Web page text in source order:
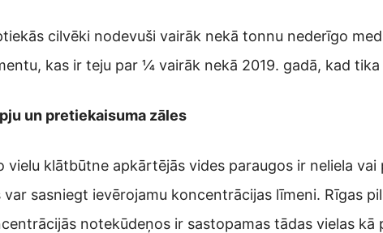
cilvēki nodevuši vairāk nekā tonnu nederīgo
kas ir teju par ¼ vairāk nekā 2019. gadā, kad
un pretiekaisuma zāles
klātbūtne apkārtējās vides paraugos ir neliela vai
sasniegt ievērojamu koncentrācijas līmeni. Rīgas
notekūdeņos ir sastopamas tādas vielas